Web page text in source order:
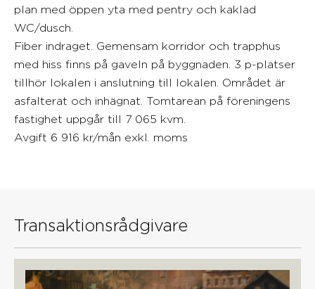
plan med öppen yta med pentry och kaklad
WC/dusch.
Fiber indraget. Gemensam korridor och trapphus
med hiss finns på gaveln på byggnaden. 3 p-platser
tillhör lokalen i anslutning till lokalen. Området är
asfalterat och inhägnat. Tomtarean på föreningens
fastighet uppgår till 7 065 kvm.
Avgift 6 916 kr/mån exkl. moms
Transaktionsrådgivare